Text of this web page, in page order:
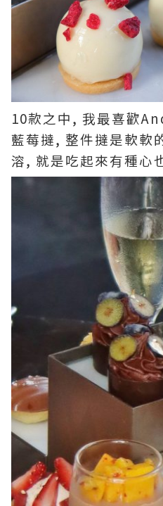
10款之中, 我最喜歡
藍莓撻, 整件撻是軟軟
溶, 就是吃起來有種心